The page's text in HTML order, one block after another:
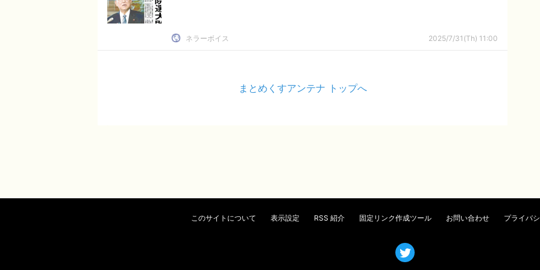
ネラーボイス 2025/7/31(Th) 11:00
まとめくすアンテナ トップへ
このサイトについて 表示設定 RSS 紹介 固定リンク作成ツール お問い合わせ プライバ